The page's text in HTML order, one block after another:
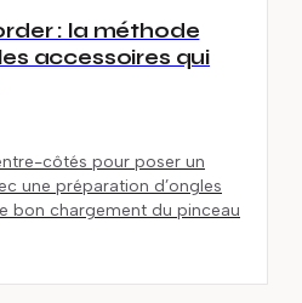
: la méthode
accessoires qui
côtés pour poser un
une préparation d’ongles
bon chargement du pinceau